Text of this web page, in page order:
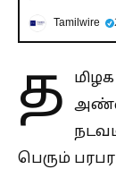
Tamilwire
த
பெரும்